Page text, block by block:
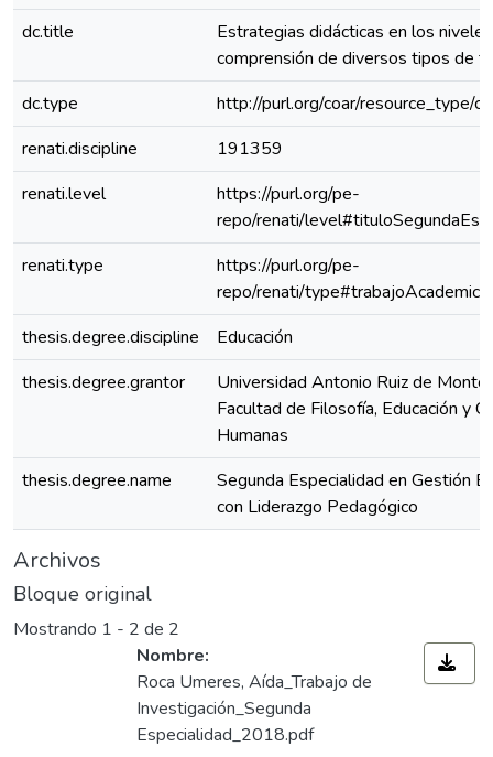
dc.title
Estrategias didácticas en los
comprensión de diversos tipos de
dc.type
http://purl.org/coar/resource_type/
renati.discipline
191359
renati.level
https://purl.org/pe-
repo/renati/
renati.type
https://purl.org/pe-
repo/renati/type#trabajoAcademico
thesis.degree.discipline
Educación
thesis.degree.grantor
Universidad Antonio Ruiz de
Facultad de Filosofía, Educación y
Humanas
thesis.degree.name
Segunda Especialidad en Gestión
con Liderazgo Pedagógico
Archivos
Bloque original
Mostrando 1 - 2 de 2
Nombre:
Roca Umeres, Aída_Trabajo de
Investigación_Segunda
Especialidad_2018.pdf